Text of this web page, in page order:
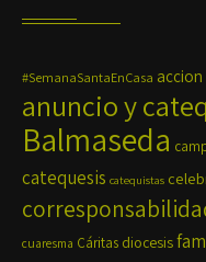
#SemanaSantaEnCasa
anuncio y
Balmaseda
catequesis catequistas
cuaresma Cáritas diocesis